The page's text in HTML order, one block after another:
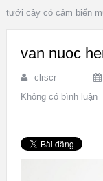
tưới cây có cảm biến
van nuoc
clrscr
Không có bình luận